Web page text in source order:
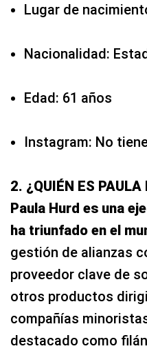
Lugar de
Nacionalidad:
Edad: 61 años
Instagram: No
2. ¿QUIÉN ES PAULA
Paula Hurd es una
ha triunfado en el
gestión de alianzas
proveedor clave de
otros productos
compañías
destacado como